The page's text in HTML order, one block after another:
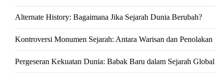
Alternate History: Bagaimana Jika Sejarah Dunia Berubah?
Kontroversi Monumen Sejarah: Antara Warisan dan Penolakan
Pergeseran Kekuatan Dunia: Babak Baru dalam Sejarah Global